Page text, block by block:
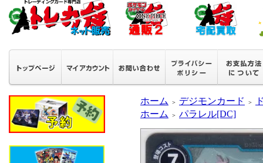
ホーム ＞ デジモンカード ＞
ホーム
＞ パラレル[DC]